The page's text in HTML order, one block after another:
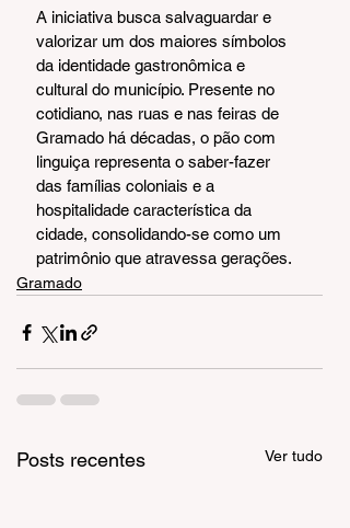
A iniciativa busca salvaguardar e
valorizar um dos maiores símbolos
da identidade gastronômica e
cultural do município. Presente no
cotidiano, nas ruas e nas feiras de
Gramado há décadas, o pão com
linguiça representa o saber-fazer
das famílias coloniais e a
hospitalidade característica da
cidade, consolidando-se como um
patrimônio que atravessa gerações.
Gramado
Posts recentes Ver tudo